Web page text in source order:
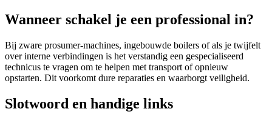
Wanneer schakel je een professional in?
Bij zware prosumer-machines, ingebouwde boilers of als je twijfelt
over interne verbindingen is het verstandig een gespecialiseerd
technicus te vragen om te helpen met transport of opnieuw
opstarten. Dit voorkomt dure reparaties en waarborgt veiligheid.
Slotwoord en handige links